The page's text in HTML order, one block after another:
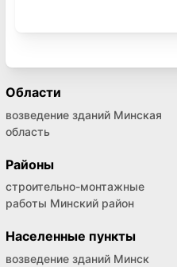
Области
возведение зданий Минская
область
Районы
строительно-монтажные
работы Минский район
Населенные пункты
возведение зданий Минск